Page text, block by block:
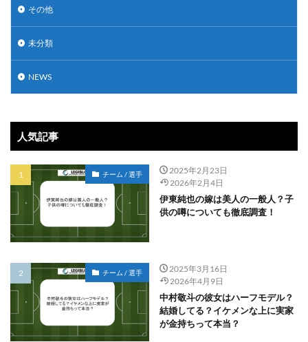
その他
未分類
NEWS
人気記事
チーム / 選手
2025年2月23日
2026年2月4日
伊東純也の嫁は美人の一般人？子
供の噂についても徹底調査！
チーム / 選手
2025年3月16日
2026年4月9日
中村敬斗の彼女はハーフモデル？
結婚してる？イケメンな上に実家
が金持ちって本当？